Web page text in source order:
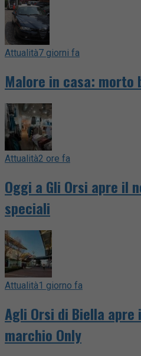
Attualità7 giorni fa
Malore in casa: morto
Attualità2 ore fa
Oggi a Gli Orsi apre il
speciali
Attualità1 giorno fa
Agli Orsi di Biella
marchio Only